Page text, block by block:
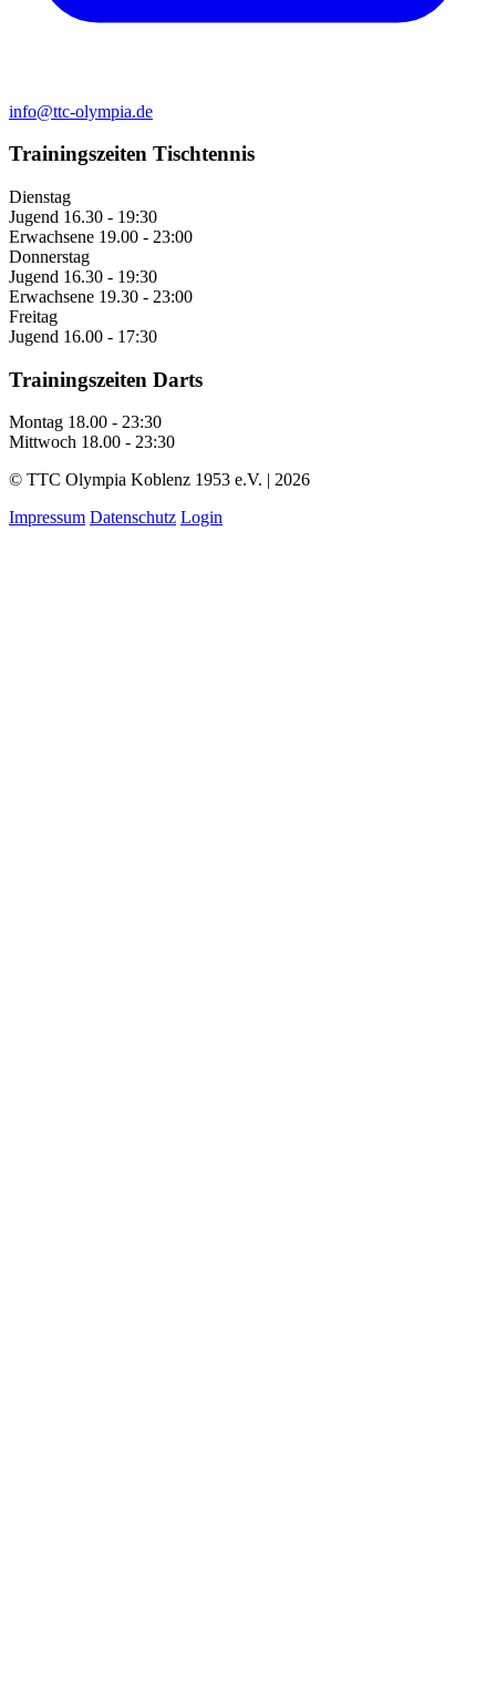
info@ttc-olympia.de
Trainingszeiten Tischtennis
Dienstag
Jugend 16.30 - 19:30
Erwachsene 19.00 - 23:00
Donnerstag
Jugend 16.30 - 19:30
Erwachsene 19.30 - 23:00
Freitag
Jugend 16.00 - 17:30
Trainingszeiten Darts
Montag 18.00 - 23:30
Mittwoch 18.00 - 23:30
© TTC Olympia Koblenz 1953 e.V. | 2026
Impressum Datenschutz Login